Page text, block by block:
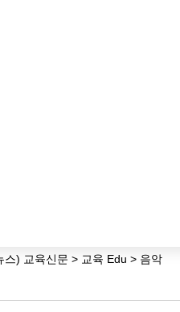
) 교육신문 > 교육 Edu > 음악